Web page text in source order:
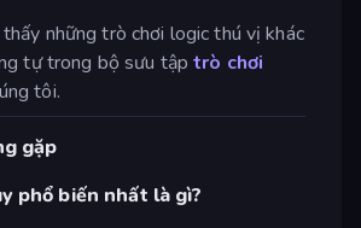
những trò chơi logic thú vị khác
tự trong bộ sưu tậptrò chơi
tôi.
gặp
phổ biến nhất là gì?